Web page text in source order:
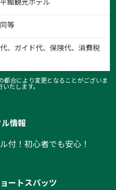
等
、ガイド代、保険代、消費税
合により変更となることがございま
いたします。
情報
付！初心者でも安心！
ートスパッツ
/ 4